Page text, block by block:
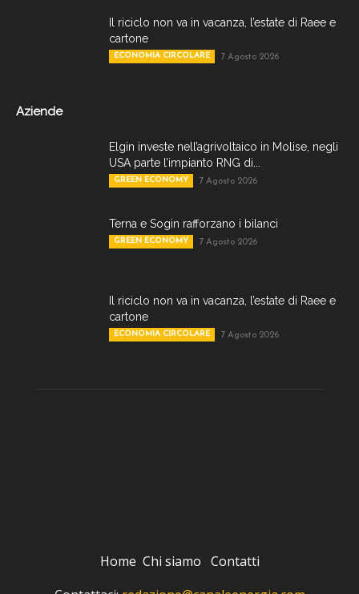
Il riciclo non va in vacanza, l’estate di Raee e
cartone
ECONOMIA CIRCOLARE 7 Agosto 2026
Aziende
Elgin investe nell’agrivoltaico in Molise, negli
USA parte l’impianto RNG di...
GREEN ECONOMY 7 Agosto 2026
Terna e Sogin rafforzano i bilanci
GREEN ECONOMY 7 Agosto 2026
Il riciclo non va in vacanza, l’estate di Raee e
cartone
ECONOMIA CIRCOLARE 7 Agosto 2026
Home Chi siamo Contatti